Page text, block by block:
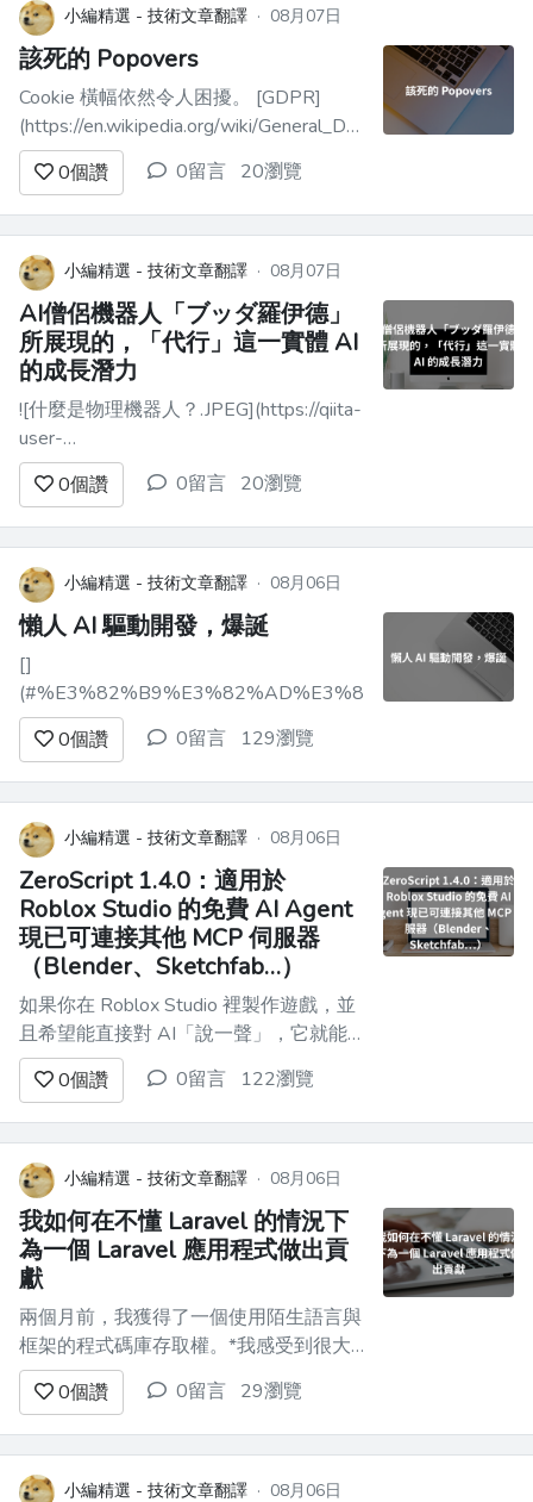
一個提示詞給 AI，然後等待作品被生
成。它是一種逐行構築的創作方式，程式
設計師把...
小編精選 - 技術文章翻譯 · 08月07日
該死的 Popovers
Cookie 橫幅依然令人困擾。 [GDPR]
(https://en.wikipedia.org/wiki/
歐洲的隱私法規，看起來就像是官僚式退
步的完美例子。但沒有任何法律強制你一
定要把 Cookie 橫幅做成遮住內容、讓人
幾...
0個讚 0留言 20瀏覽
小編精選 - 技術文章翻譯 · 08月07日
AI僧侶機器人「ブッダ羅伊德」
所展現的，「代行」這一實體 AI
的成長潛力
![什麼是物理機器人？.JPEG](https://qiita-
user-
contents.imgix.net/https%3A%2F%2Fqiita-
image-store.s3.ap-northeast-
1.amazonaws.com%2F0%2F4138952%2F38b5d920-
201b-...
0個讚 0留言 20瀏覽
小編精選 - 技術文章翻譯 · 08月06日
懶人 AI 驅動開發，爆誕
[]
0個讚 0留言 129瀏覽
小編精選 - 技術文章翻譯 · 08月06日
ZeroScript 1.4.0：適用於
Roblox Studio 的免費 AI Agent
現已可連接其他 MCP 伺服器
（Blender、Sketchfab…）
如果你在 Roblox Studio 裡製作遊戲，並
且希望能直接對 AI「說一聲」，它就能
幫你寫 Luau、編輯腳本，甚至替你打造
遊戲世界，那你可能還不知道，其實已經
有一個免費方案了。 **ZeroScript** 是一
款免費、開源的瀏覽器擴充功能，可以把
DeepSeek、Gemini、Kimi...
0個讚 0留言 122瀏覽
小編精選 - 技術文章翻譯 · 08月06日
我如何在不懂 Laravel 的情況下
為一個 Laravel 應用程式做出貢
獻
兩個月前，我獲得了一個使用陌生語言與
框架的程式碼庫存取權。*我感受到很大
的壓力*。我原本主要接觸的是 React 和
JavaScript，現在要投入 PHP 和 Laravel
專案，讓我覺得很有壓迫感。 我曾擔
心，學習新的環境會花上*幾個月*，我才
能做出有意義的貢獻。 但事實並非如
0個讚 0留言 29瀏覽
小編精選 - 技術文章翻譯 · 08月06日